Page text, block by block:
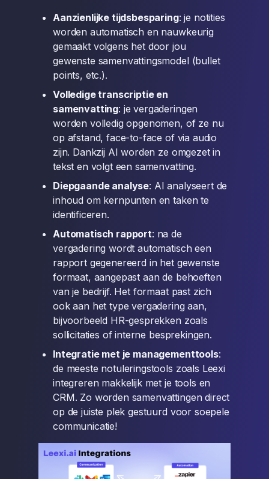
Aanzienlijke tijdsbesparing: je notities
worden automatisch en nauwkeurig
gemaakt volgens het door jou
gewenste samenvattingsmodel (bullet
points, etc.).
Volledige transcriptie en
samenvatting: je vergaderingen
worden volledig opgenomen, of ze nu
op afstand, face-to-face of via audio
zijn. Dankzij AI worden ze omgezet in
tekst en volgt een samenvatting.
Diepgaande analyse: AI analyseert de
inhoud om kernpunten en taken te
identificeren.
Automatisch rapport: na de
vergadering wordt automatisch een
rapport gegenereerd in het gewenste
formaat, aangepast aan de behoeften
van je bedrijf. Het formaat past zich
ook aan het type vergadering aan,
bijvoorbeeld HR-gesprekken zoals
sollicitaties of interne besprekingen.
Integratie met je managementtools:
de meeste notuleringstools zoals Leexi
integreren makkelijk met je tools en
CRM. Zo worden samenvattingen direct
op de juiste plek gestuurd voor soepele
communicatie!